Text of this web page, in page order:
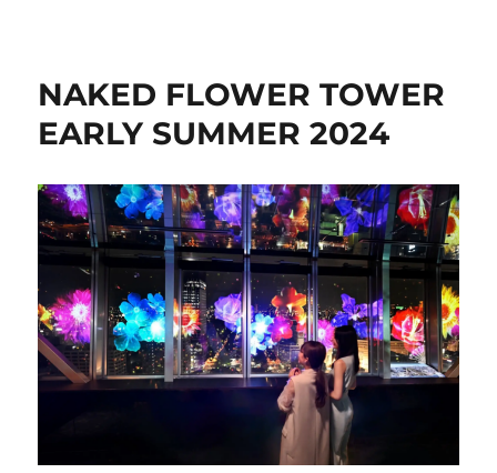
NAKED FLOWER TOWER
EARLY SUMMER 2024